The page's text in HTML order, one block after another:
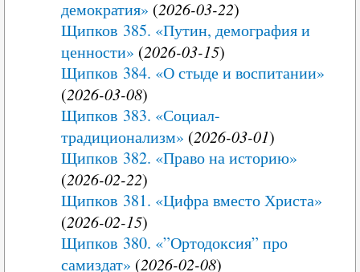
демократия» (2026-03-22)
Щипков 385. «Путин, демография и
ценности» (2026-03-15)
Щипков 384. «О стыде и воспитании»
(2026-03-08)
Щипков 383. «Социал-
традиционализм» (2026-03-01)
Щипков 382. «Право на историю»
(2026-02-22)
Щипков 381. «Цифра вместо Христа»
(2026-02-15)
Щипков 380. «”Ортодоксия” про
самиздат» (2026-02-08)